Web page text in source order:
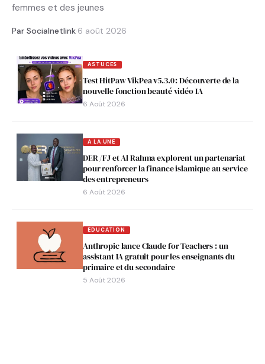
femmes et des jeunes
Par Socialnetlink·6 août 2026
ASTUCES
Test HitPaw VikPea v5.3.0 : Découverte de la
nouvelle fonction beauté vidéo IA
6 Août 2026
A LA UNE
DER /FJ et Al Rahma explorent un partenariat
pour renforcer la finance islamique au service
des entrepreneurs
6 Août 2026
EDUCATION
Anthropic lance Claude for Teachers : un
assistant IA gratuit pour les enseignants du
primaire et du secondaire
5 Août 2026